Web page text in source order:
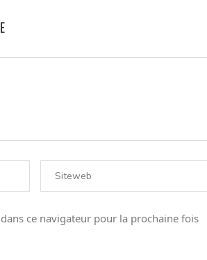
ce navigateur pour la prochaine fois